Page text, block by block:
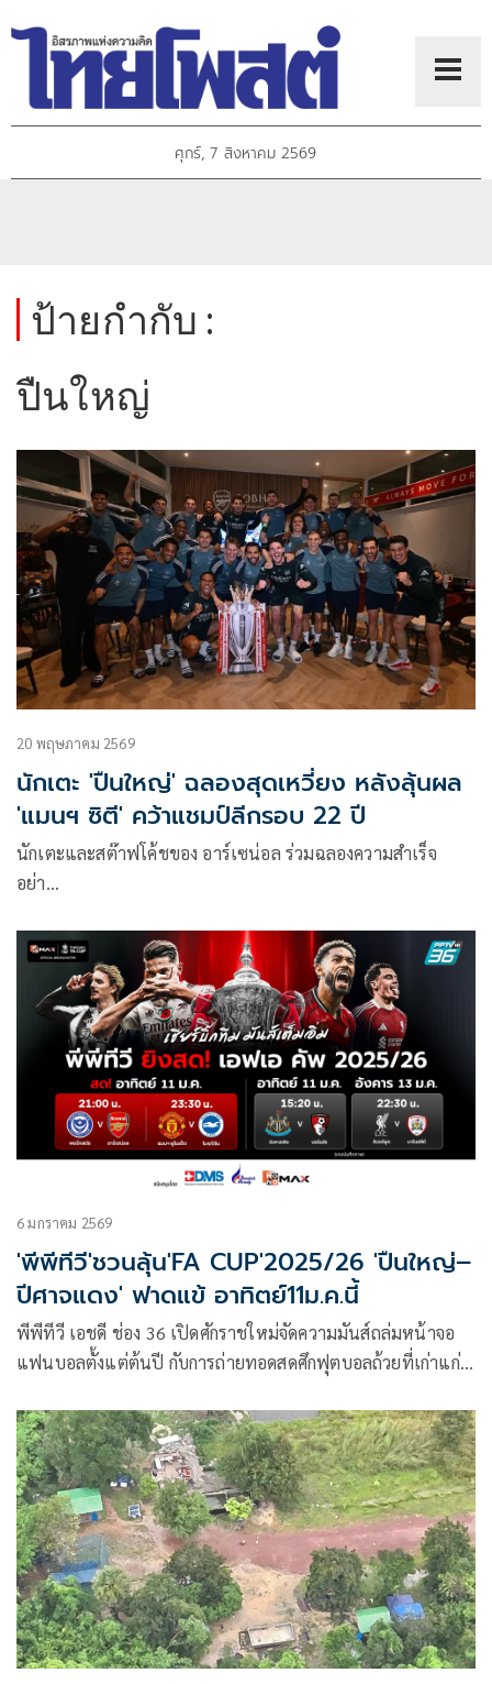
ศุกร์, 7 สิงหาคม 2569
ป้ายกำกับ :
ปืนใหญ่
20 พฤษภาคม 2569
นักเตะ 'ปืนใหญ่' ฉลองสุดเหวี่ยง หลังลุ้นผล
'แมนฯ ซิตี' คว้าแชมป์ลีกรอบ 22 ปี
นักเตะและสต๊าฟโค้ชของ อาร์เซน่อล ร่วมฉลองความสำเร็จ
อย่า…
6 มกราคม 2569
'พีพีทีวี'ชวนลุ้น'FA CUP'2025/26 'ปืนใหญ่–
ปีศาจแดง' ฟาดแข้ อาทิตย์11ม.ค.นี้
พีพีทีวี เอชดี ช่อง 36 เปิดศักราชใหม่จัดความมันส์ถล่มหน้าจอ
แฟนบอลตั้งแต่ต้นปี กับการถ่ายทอดสดศึกฟุตบอลถ้วยที่เก่าแก่
ให้แฟนบอลได้ร่วมเชียร์สะใจไปกับบรรดาบิ๊กทีมจากพรีเมียร์ ลีก
แบบจุใจการแข่งขัน ประเดิมความมันส์ตั้งแต่รอบ 3 ในวัน
อาทิตย์ที่ 11 มกราคม นี้ ชมเกมมันส์แพ็คคู่ เริ่มเวลา 21.00 น.
พอร์ทสมัธ ปะทะ อาร์เซนอล ก่อนจะต่อด้วยคู่บิ๊กแมตช์ เวลา
23.30 น. แมนเชสเตอร์ ยูไนเต็ด ดวล ไบรท์ตัน